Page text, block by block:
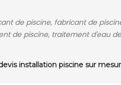
de piscine, fabricant de
de piscine, traitement d'eau de
installation piscine sur